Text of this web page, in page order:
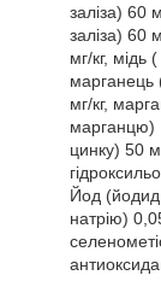
заліза) 60
заліза) 60
мг/кг, мідь
марганець
мг/кг,
марганцю)
цинку) 50
Йод (йодид
натрію)